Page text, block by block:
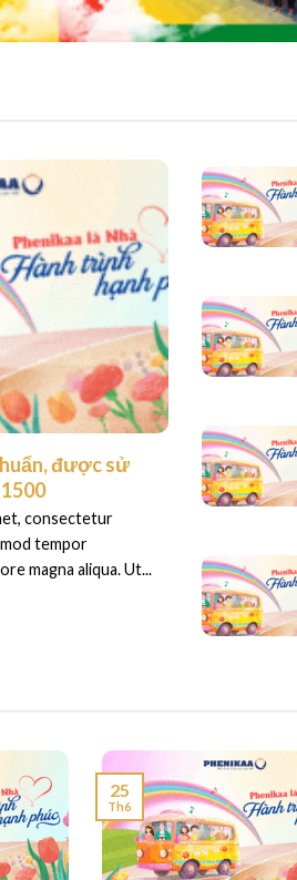
được sử
consectetur
tempor
magna aliqua. Ut...
25
Th6